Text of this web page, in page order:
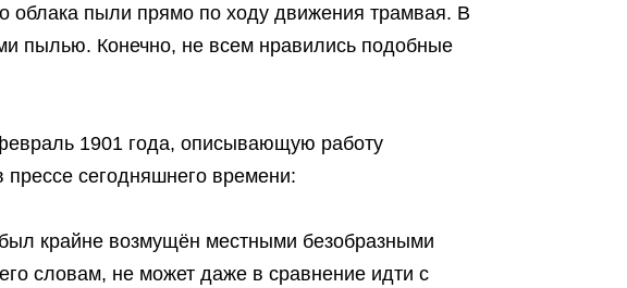
облака пыли прямо по ходу движения трамвая. В
пылью. Конечно, не всем нравились подобные
1901 года, описывающую работу
прессе сегодняшнего времени:
крайне возмущён местными безобразными
словам, не может даже в сравнение идти с